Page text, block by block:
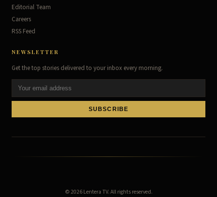
Editorial Team
Careers
RSS Feed
NEWSLETTER
Get the top stories delivered to your inbox every morning.
SUBSCRIBE
© 2026Lentera TV. All rights reserved.